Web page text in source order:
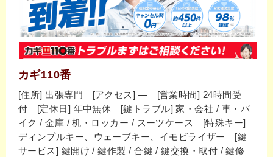
カギ110番
[住所] 出張専門 [アクセス] ― [営業時間] 24時間受
付 [定休日] 年中無休 [鍵トラブル] 家・会社 / 車・バ
イク / 金庫 / 机・ロッカー / スーツケース [特殊キー]
ディンプルキー、ウェーブキー、イモビライザー [鍵
サービス] 鍵開け / 鍵作製 / 合鍵 / 鍵交換・取付 / 鍵修